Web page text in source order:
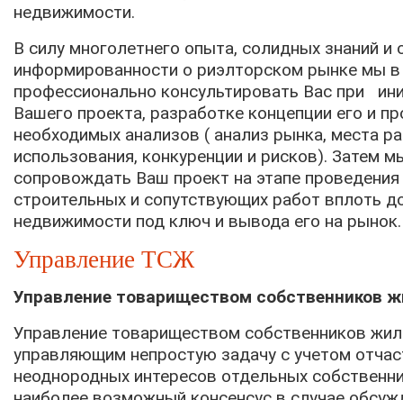
недвижимости.
В силу многолетнего опыта, солидных знаний и
информированности о риэлторском рынке мы в
профессионально консультировать Вас при
Вашего проекта, разработке концепции его и
необходимых анализов ( анализ рынка, места
использования, конкуренции и рисков). Затем
сопровождать Ваш проект на этапе
строительных и сопутствующих работ вплоть
недвижимости под ключ и вывода его на рынок.
Управление ТСЖ
Управление товариществом собственников
Управление товариществом собственников
управляющим непростую задачу с учетом
неоднородных интересов отдельных